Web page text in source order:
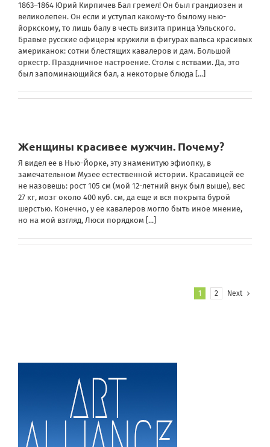
1863–1864 Юрий Кирпичев Бал гремел! Он был грандиозен и
великолепен. Он если и уступал какому-то былому нью-
йоркскому, то лишь балу в честь визита принца Уэльского.
Бравые русские офицеры кружили в фигурах вальса красивых
американок: сотни блестящих кавалеров и дам. Большой
оркестр. Праздничное настроение. Столы с яствами. Да, это
был запоминающийся бал, а некоторые блюда [...]
Женщины красивее мужчин. Почему?
Я видел ее в Нью-Йорке, эту знаменитую эфиопку, в
замечательном Музее естественной истории. Красавицей ее
не назовешь: рост 105 см (мой 12-летний внук был выше), вес
27 кг, мозг около 400 куб. см, да еще и вся покрыта бурой
шерстью. Конечно, у ее кавалеров могло быть иное мнение,
но на мой взгляд, Люси порядком [...]
1 2 Next